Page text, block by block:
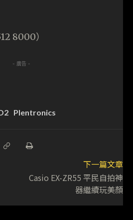
8000）
- 廣告 -
Plentronics
下一篇文章
Casio EX-ZR55 平民自拍神
器繼續玩美顏